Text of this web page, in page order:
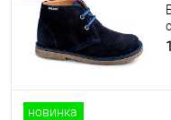
новинка